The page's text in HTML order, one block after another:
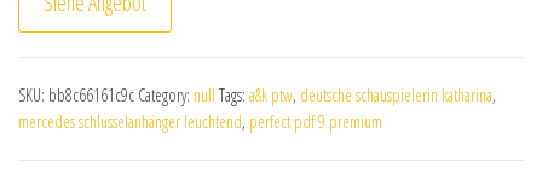
SKU: bb8c66161c9c Category: null Tags: a&k ptw, deutsche schauspielerin katharina,
mercedes schlüsselanhänger leuchtend, perfect pdf 9 premium